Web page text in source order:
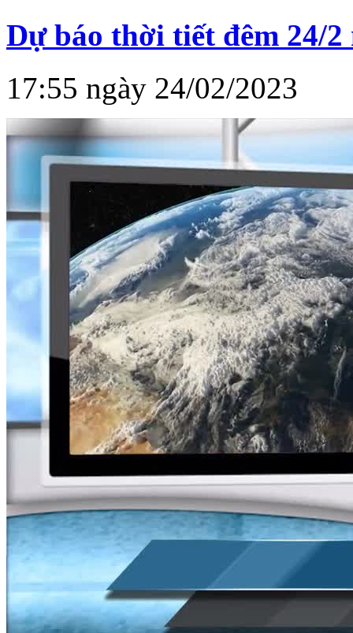
Dự báo thời tiết đêm 24/2
17:55 ngày 24/02/2023